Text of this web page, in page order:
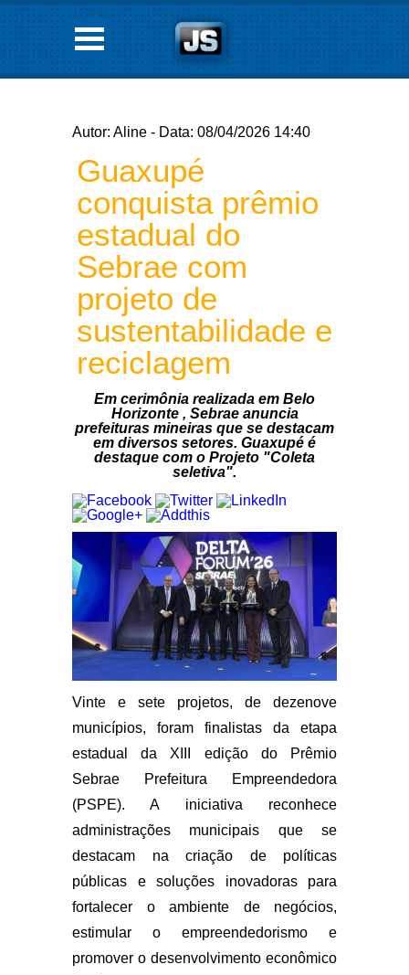
Autor: Aline - Data: 08/04/2026 14:40
Guaxupé
conquista prêmio
estadual do
Sebrae com
projeto de
sustentabilidade e
reciclagem
Em cerimônia realizada em Belo
Horizonte , Sebrae anuncia
prefeituras mineiras que se destacam
em diversos setores. Guaxupé é
destaque com o Projeto "Coleta
seletiva".
Vinte e sete projetos, de dezenove
municípios, foram finalistas da etapa
estadual da XIII edição do Prêmio
Sebrae Prefeitura Empreendedora
(PSPE). A iniciativa reconhece
administrações municipais que se
destacam na criação de políticas
públicas e soluções inovadoras para
fortalecer o ambiente de negócios,
estimular o empreendedorismo e
promover o desenvolvimento econômico